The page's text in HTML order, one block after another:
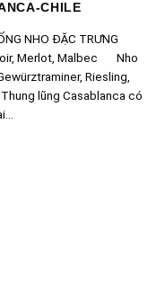
CHILE
NHO ĐẶC TRƯNG
Merlot, Malbec Nho
Riesling,
lũng Casablanca có